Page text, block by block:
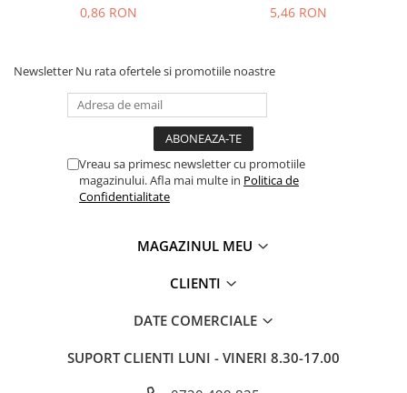
0,86 RON
5,46 RON
Newsletter Nu rata ofertele si promotiile noastre
Vreau sa primesc newsletter cu promotiile
magazinului. Afla mai multe in Politica de
Confidentialitate
MAGAZINUL MEU
CLIENTI
DATE COMERCIALE
SUPORT CLIENTI LUNI - VINERI 8.30-17.00